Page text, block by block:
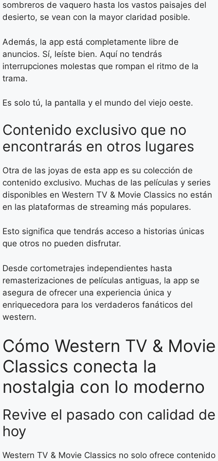
sombreros de vaquero hasta los vastos paisajes del
desierto, se vean con la mayor claridad posible.
Además, la app está completamente libre de
anuncios. Sí, leíste bien. Aquí no tendrás
interrupciones molestas que rompan el ritmo de la
trama.
Es solo tú, la pantalla y el mundo del viejo oeste.
Contenido exclusivo que no
encontrarás en otros lugares
Otra de las joyas de esta app es su colección de
contenido exclusivo. Muchas de las películas y series
disponibles en Western TV & Movie Classics no están
en las plataformas de streaming más populares.
Esto significa que tendrás acceso a historias únicas
que otros no pueden disfrutar.
Desde cortometrajes independientes hasta
remasterizaciones de películas antiguas, la app se
asegura de ofrecer una experiencia única y
enriquecedora para los verdaderos fanáticos del
western.
Cómo Western TV & Movie
Classics conecta la
nostalgia con lo moderno
Revive el pasado con calidad de
hoy
Western TV & Movie Classics no solo ofrece contenido